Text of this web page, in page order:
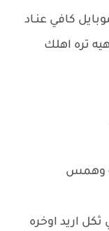
كافي عنـاد
تره اهلك
وهمس
اريد اوخره